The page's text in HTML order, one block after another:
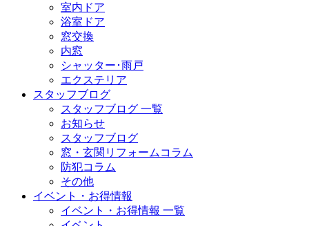
室内ドア
浴室ドア
窓交換
内窓
シャッター･雨戸
エクステリア
スタッフブログ
スタッフブログ 一覧
お知らせ
スタッフブログ
窓・玄関リフォームコラム
防犯コラム
その他
イベント・お得情報
イベント・お得情報 一覧